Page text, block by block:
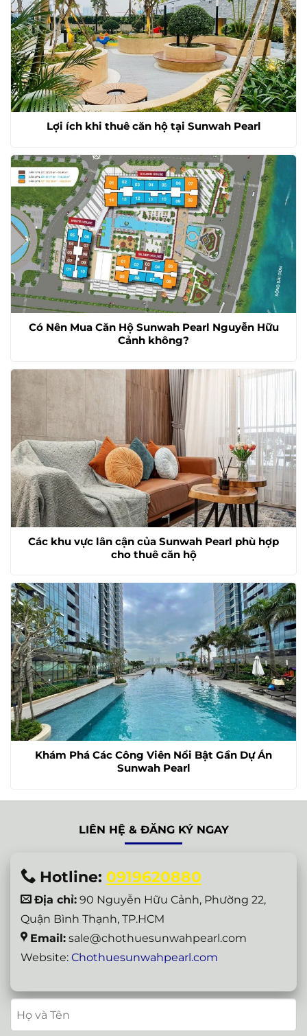
Lợi ích khi thuê căn hộ tại Sunwah Pearl
Có Nên Mua Căn Hộ Sunwah Pearl Nguyễn Hữu
Cảnh không?
Các khu vực lân cận của Sunwah Pearl phù hợp
cho thuê căn hộ
Khám Phá Các Công Viên Nổi Bật Gần Dự Án
Sunwah Pearl
LIÊN HỆ & ĐĂNG KÝ NGAY
Hotline: 0919620880
Địa chỉ: 90 Nguyễn Hữu Cảnh, Phường 22,
Quận Bình Thạnh, TP.HCM
Email: sale@chothuesunwahpearl.com
Website: Chothuesunwahpearl.com